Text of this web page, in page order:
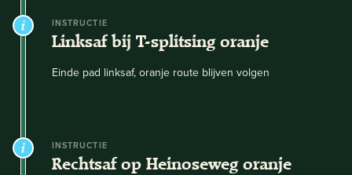
INSTRUCTIE
Linksaf bij T-splitsing oranje
Einde pad linksaf, oranje route blijven volgen
INSTRUCTIE
Rechtsaf op Heinoseweg oranje